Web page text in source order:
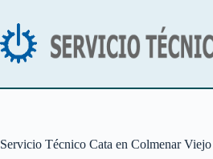
contenido
Servicio Técnico Cata en Colmenar Viejo